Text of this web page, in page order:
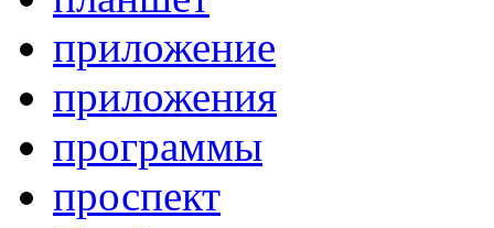
приложение
приложения
программы
проспект